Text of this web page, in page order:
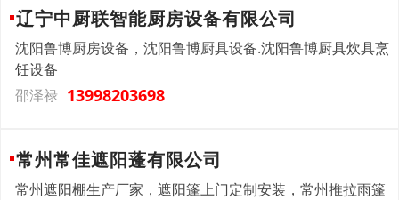
辽宁中厨联智能厨房设备有限公司
沈阳鲁博厨房设备，沈阳鲁博厨具设备.沈阳鲁博厨具炊具烹
饪设备
邵泽禄 13998203698
常州常佳遮阳蓬有限公司
常州遮阳棚生产厂家，遮阳篷上门定制安装，常州推拉雨篷